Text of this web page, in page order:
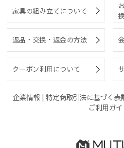
家具の組み立てについて
返品・交換・返金の方法
クーポン利用について
企業情報 | 特定商取引法に基づく表
ご利用ガイ